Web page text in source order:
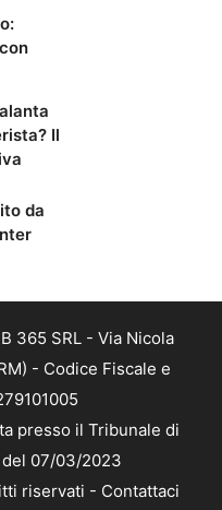
Il
da
365 SRL - Via Nicola
- Codice Fiscale e
presso il Tribunale di
del 07/03/2023
riservati - Contattaci